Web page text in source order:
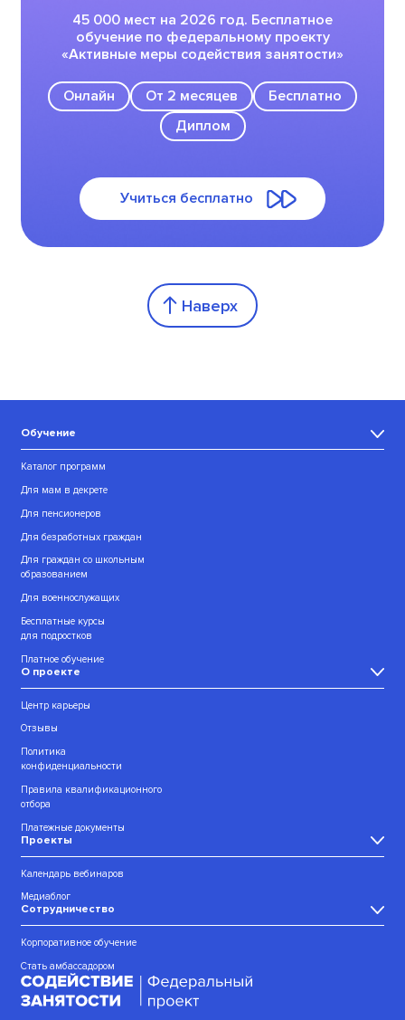
45 000 мест на 2026 год. Бесплатное
обучение по федеральному проекту
«Активные меры содействия занятости»
Онлайн От 2 месяцев
Бесплатно
Диплом
Учиться бесплатно
Наверх
Обучение
Каталог программ
Для мам в декрете
Для пенсионеров
Для безработных граждан
Для граждан со школьным
образованием
Для военнослужащих
Бесплатные курсы
для подростков
Платное обучение
О проекте
Центр карьеры
Отзывы
Политика
конфиденциальности
Правила квалификационного
отбора
Платежные документы
Проекты
Календарь вебинаров
Медиаблог
Сотрудничество
Корпоративное обучение
Стать амбассадором